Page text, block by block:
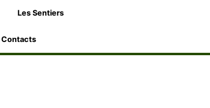
Les Sentiers
Contacts